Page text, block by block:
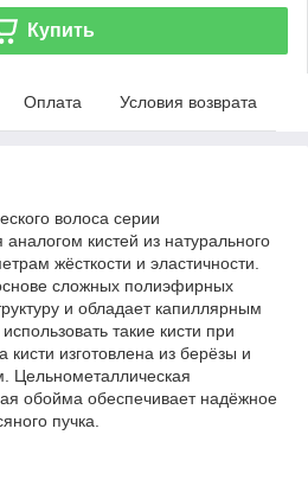
Купить
Оплата Условия возврата
волоса серии
кистей из натурального
жёсткости и эластичности.
сложных полиэфирных
и обладает капиллярным
такие кисти при
кисти изготовлена из берёзы и
Цельнометаллическая
обойма обеспечивает надёжное
пучка.